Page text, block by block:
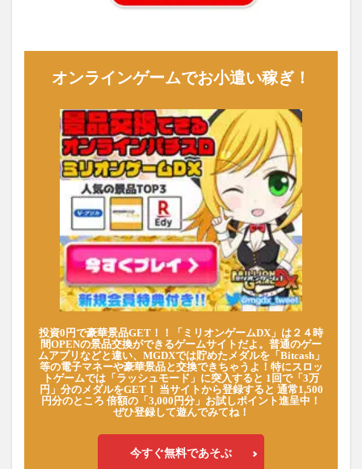
オンラインゲームでお小遣い稼ぎ！
投資0円で豪華景品GET！！「ミリオンゲームDX」は２４時
間OPENの景品交換ができるゲームサイトだよ。普通のゲー
ムアプリなどと違い、MGDXでは貯めたメダルを「Bitcash」
等の電子マネーや豪華景品と交換できちゃうよ！特にスロッ
トゲームでは「ラッシュモード」に突入すると 1回で「3万
円」分のメダルをGET！ 当サイトから登録すると 通常1,500
円分のところ 倍額の「3,000円分」お試しポイント進呈中！
ぜひ登録して遊んでみてね！
今すぐ無料であそぶ